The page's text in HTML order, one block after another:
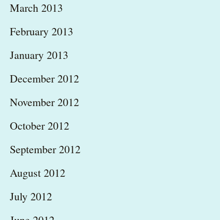
March 2013
February 2013
January 2013
December 2012
November 2012
October 2012
September 2012
August 2012
July 2012